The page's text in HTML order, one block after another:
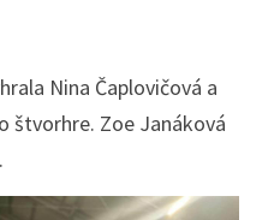
Nina Čaplovičová a
štvorhre. Zoe Janáková